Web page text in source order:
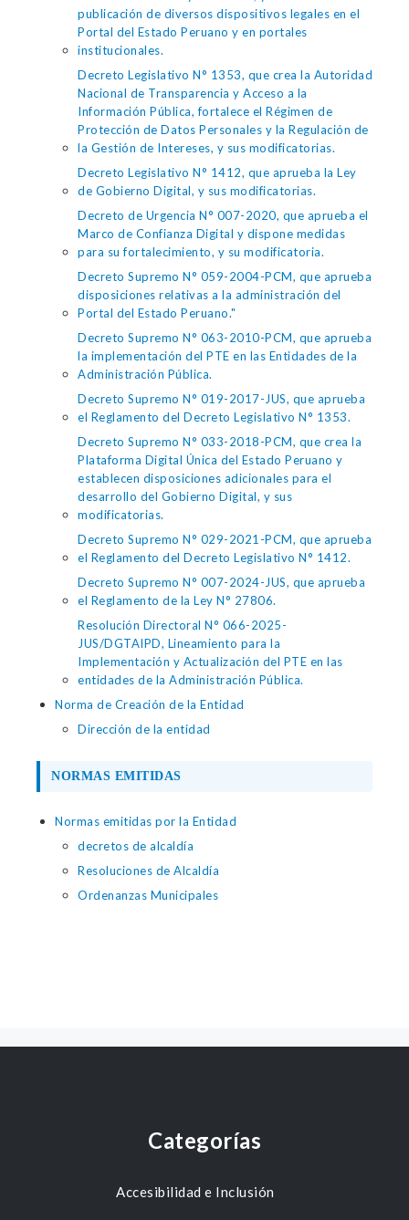
publicación de diversos dispositivos legales en el
Portal del Estado Peruano y en portales
institucionales.
Decreto Legislativo N° 1353, que crea la Autoridad
Nacional de Transparencia y Acceso a la
Información Pública, fortalece el Régimen de
Protección de Datos Personales y la Regulación de
la Gestión de Intereses, y sus modificatorias.
Decreto Legislativo N° 1412, que aprueba la Ley
de Gobierno Digital, y sus modificatorias.
Decreto de Urgencia N° 007-2020, que aprueba el
Marco de Confianza Digital y dispone medidas
para su fortalecimiento, y su modificatoria.
Decreto Supremo N° 059-2004-PCM, que aprueba
disposiciones relativas a la administración del
Portal del Estado Peruano."
Decreto Supremo N° 063-2010-PCM, que aprueba
la implementación del PTE en las Entidades de la
Administración Pública.
Decreto Supremo N° 019-2017-JUS, que aprueba
el Reglamento del Decreto Legislativo N° 1353.
Decreto Supremo N° 033-2018-PCM, que crea la
Plataforma Digital Única del Estado Peruano y
establecen disposiciones adicionales para el
desarrollo del Gobierno Digital, y sus
modificatorias.
Decreto Supremo N° 029-2021-PCM, que aprueba
el Reglamento del Decreto Legislativo N° 1412.
Decreto Supremo N° 007-2024-JUS, que aprueba
el Reglamento de la Ley N° 27806.
Resolución Directoral N° 066-2025-
JUS/DGTAIPD, Lineamiento para la
Implementación y Actualización del PTE en las
entidades de la Administración Pública.
Norma de Creación de la Entidad
Dirección de la entidad
NORMAS EMITIDAS
Normas emitidas por la Entidad
decretos de alcaldía
Resoluciones de Alcaldía
Ordenanzas Municipales
Categorías
Accesibilidad e Inclusión